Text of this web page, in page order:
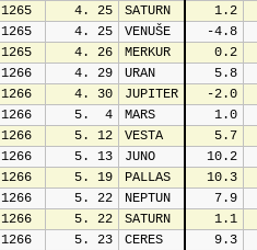
1265
   4. 25
SATURN
   1.2
1265
   4. 25
VENUŠE
  -4.8
1265
   4. 26
MERKUR
   0.2
1266
   4. 29
URAN
   5.8
1266
   4. 30
JUPITER
  -2.0
1266
   5.  4
MARS
   1.0
1266
   5. 12
VESTA
   5.7
1266
   5. 13
JUNO
  10.2
1266
   5. 19
PALLAS
  10.3
1266
   5. 22
NEPTUN
   7.9
1266
   5. 22
SATURN
   1.1
1266
   5. 23
CERES
   9.3